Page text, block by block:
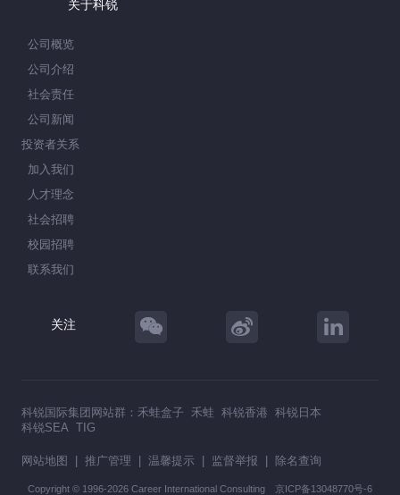
关于科锐
公司概览
公司介绍
社会责任
公司新闻
投资者关系
加入我们
人才理念
社会招聘
校园招聘
联系我们
关注
科锐国际集团网站群： 禾蛙盒子 禾蛙 科锐香港 科锐日本
科锐SEA TIG
网站地图 推广管理 温馨提示 监督举报 除名查询
Copyright © 1996-2026 Career International Consulting 京ICP备13048770号-6